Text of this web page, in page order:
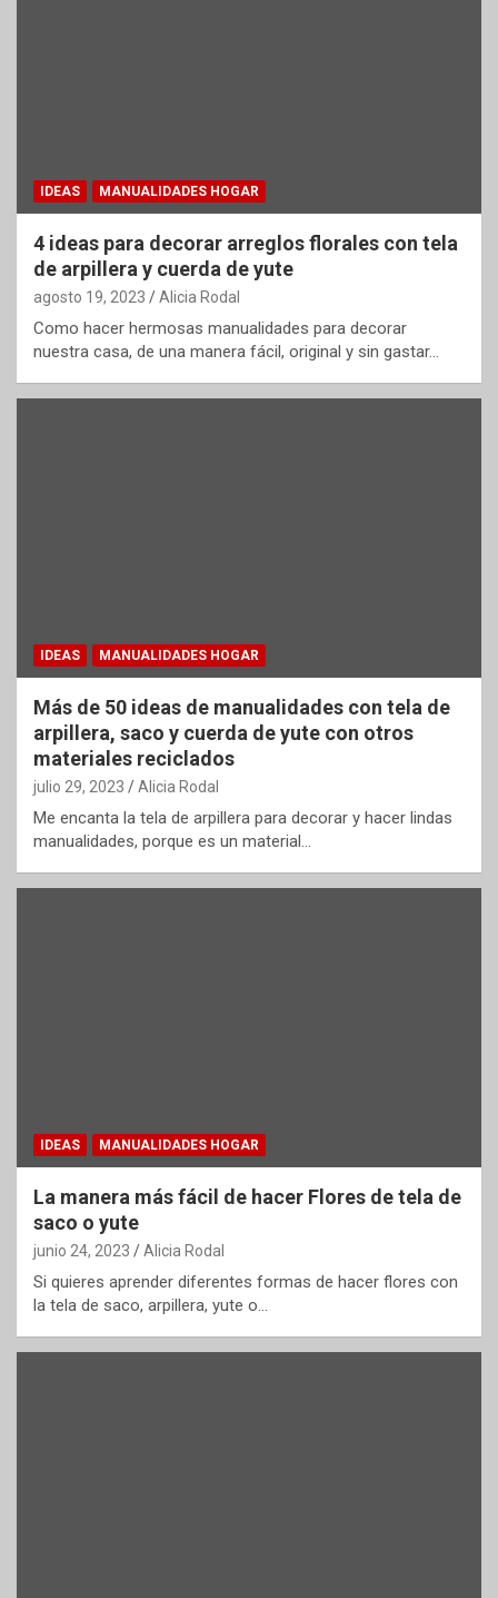
IDEAS MANUALIDADES HOGAR
4 ideas para decorar arreglos florales con tela
de arpillera y cuerda de yute
agosto 19, 2023 Alicia Rodal
Como hacer hermosas manualidades para decorar
nuestra casa, de una manera fácil, original y sin gastar…
IDEAS MANUALIDADES HOGAR
Más de 50 ideas de manualidades con tela de
arpillera, saco y cuerda de yute con otros
materiales reciclados
julio 29, 2023 Alicia Rodal
Me encanta la tela de arpillera para decorar y hacer lindas
manualidades, porque es un material…
IDEAS MANUALIDADES HOGAR
La manera más fácil de hacer Flores de tela de
saco o yute
junio 24, 2023 Alicia Rodal
Si quieres aprender diferentes formas de hacer flores con
la tela de saco, arpillera, yute o…